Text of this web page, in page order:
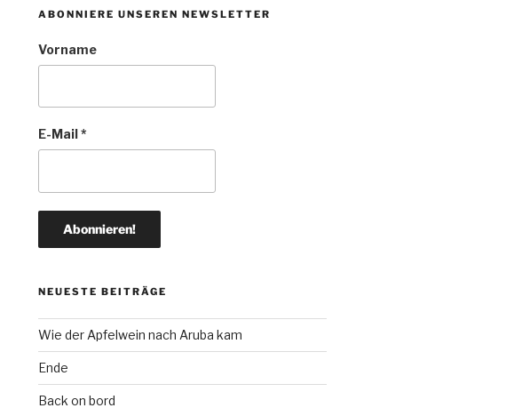
ABONNIERE UNSEREN NEWSLETTER
Vorname
E-Mail*
NEUESTE BEITRÄGE
Wie der Apfelwein nach Aruba kam
Ende
Back on bord